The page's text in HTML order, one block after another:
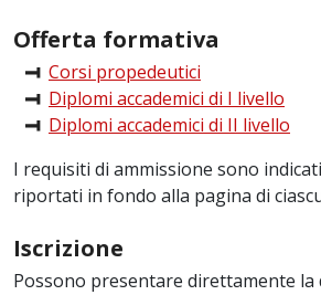
Offerta formativa
Corsi propedeutici
Diplomi accademici di I livello
Diplomi accademici di II livello
I requisiti di ammissione sono
riportati in fondo alla pagina di
Iscrizione
Possono presentare direttamente la